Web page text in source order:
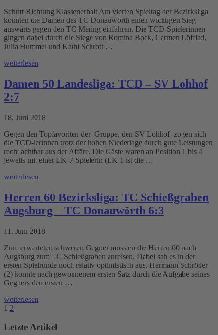
Schritt Richtung Klassenerhalt Am vierten Spieltag der Bezirksliga
konnten die Damen des TC Donauwörth einen wichtigen Sieg
auswärts gegen den TC Mering einfahren. Die TCD-Spielerinnen
gingen dabei durch die Siege von Romina Bock, Carmen Löfflad,
Julia Hummel und Kathi Schrott …
weiterlesen
Damen 50 Landesliga: TCD – SV Lohhof
2:7
18. Juni 2018
Gegen den Topfavoriten der Gruppe, den SV Lohhof zogen sich
die TCD-lerinnen trotz der hohen Niederlage durch gute Leistungen
recht achtbar aus der Affäre. Die Gäste waren an Position 1 bis 4
jeweils mit einer LK-7-Spielerin (LK 1 ist die …
weiterlesen
Herren 60 Bezirksliga: TC Schießgraben
Augsburg – TC Donauwörth 6:3
11. Juni 2018
Zum erwarteten schweren Gegner mussten die Herren 60 nach
Augsburg zum TC Schießgraben anreisen. Dabei sah es in der
ersten Spielrunde noch relativ optimistisch aus. Hermann Schröder
(2) konnte nach gewonnenem ersten Satz durch die Aufgabe seines
Gegners den ersten …
weiterlesen
1 2
Letzte Artikel